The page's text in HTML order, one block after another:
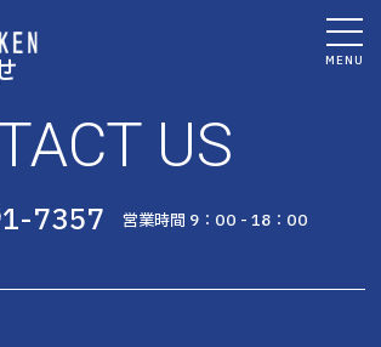
MENU
US
7357 営業時間 9：00 - 18：00